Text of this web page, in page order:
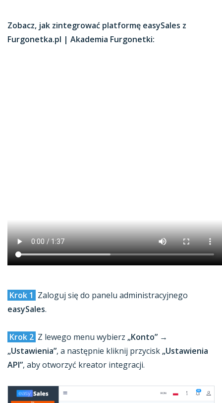
Zobacz, jak zintegrować platformę easySales z
Furgonetka.pl | Akademia Furgonetki:
Krok 1 Zaloguj się do panelu administracyjnego
easySales.
Krok 2 Z lewego menu wybierz „Konto” →
„Ustawienia”, a następnie kliknij przycisk „Ustawienia
API”, aby otworzyć kreator integracji.